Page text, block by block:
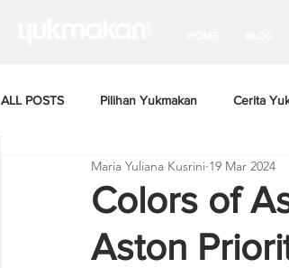
ALL POSTS Pilihan Yukmakan Cerita
Colors of
Aston
Maria Yuliana Kusrini 19 Mar 2024